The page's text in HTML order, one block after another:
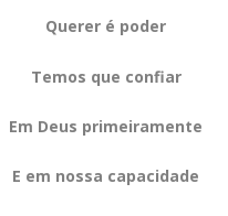
Querer é poder
Temos que confiar
Em Deus primeiramente
E em nossa capacidade